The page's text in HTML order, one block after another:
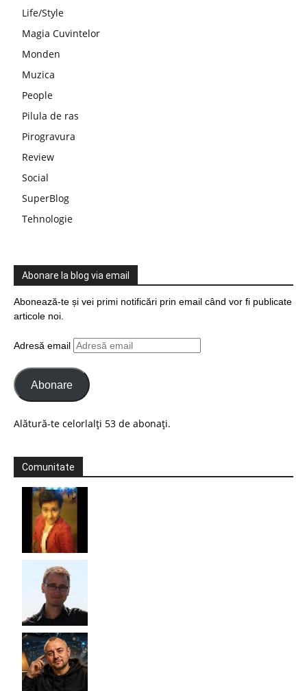
Life/Style
Magia Cuvintelor
Monden
Muzica
People
Pilula de ras
Pirogravura
Review
Social
SuperBlog
Tehnologie
Abonare la blog via email
Abonează-te și vei primi notificări prin email când vor fi publicate
articole noi.
Adresă email
Abonare
Alătură-te celorlalți 53 de abonați.
Comunitate